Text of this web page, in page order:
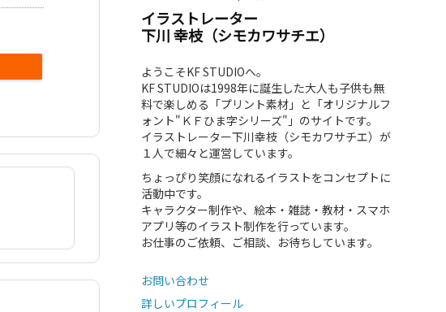
イラストレーター
下川 幸枝（シモカワサチエ）
ようこそKF STUDIOへ。
KF STUDIOは1998年に誕生した大人も子供も無
料で楽しめる「プリント素材」と「オリジナルフ
ォント"ＫＦひま字シリーズ"」のサイトです。
イラストレーター下川幸枝（シモカワサチエ）が
１人で細々と運営しています。
ちょっぴり笑顔になれるイラストをコンセプトに
活動中です。
キャラクター制作や、絵本・雑誌・教材・スマホ
アプリ等のイラスト制作を行っています。
お仕事のご依頼、ご相談、お待ちしています。
お問い合わせ
詳しいプロフィール